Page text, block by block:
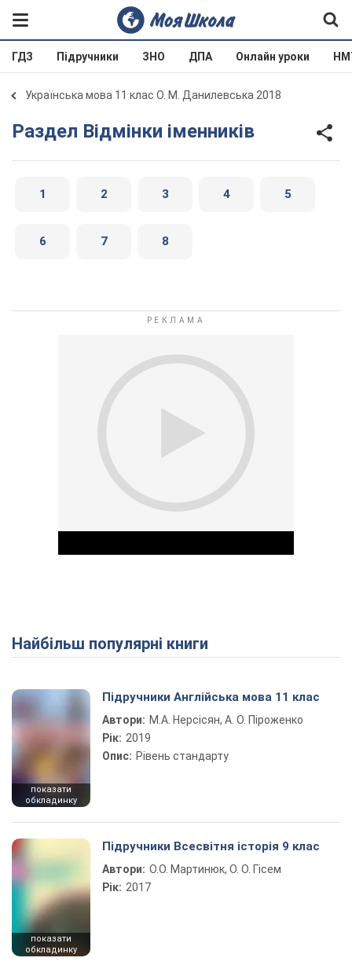
ГДЗ Підручники ЗНО ДПА Онлайн уроки
Українська мова 11 клас О. М. Данилевська 2018
Раздел Відмінки іменників
1 2 3 4 5
6 7 8
Play Video
Найбільш популярні книги
показати
обкладинку
Підручники Англійська мова 11 клас
Автори: М.А. Нерсісян, А. О. Піроженко
Рік: 2019
Опис: Рівень стандарту
показати
обкладинку
Підручники Всесвітня історія 9 клас
Автори: О.О. Мартинюк, О. О. Гісем
Рік: 2017